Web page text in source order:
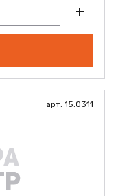
арт. 15.0311